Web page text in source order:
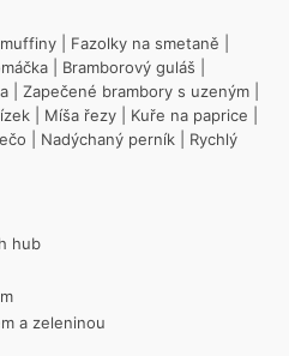
Fazolky na smetaně
Bramborový guláš
Zapečené brambory s uzeným
Míša řezy Kuře na paprice
Nadýchaný perník
Rychlý
hub
a zeleninou